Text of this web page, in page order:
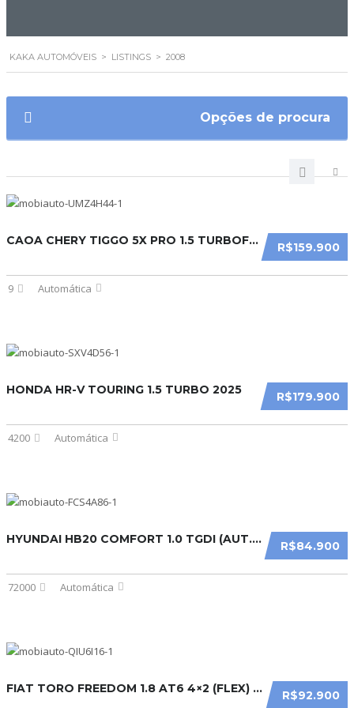
KAKA AUTOMÓVEIS > LISTINGS > 2008
Opções de procura
R$159.900
CAOA CHERY TIGGO 5X PRO 1.5 TURBOFLEX (AUT.) 2027
9 Automática
R$179.900
HONDA HR-V TOURING 1.5 TURBO 2025
4200 Automática
R$84.900
HYUNDAI HB20 COMFORT 1.0 TGDI (AUT.) 2023
72000 Automática
R$92.900
FIAT TORO FREEDOM 1.8 AT6 4×2 (FLEX) 2018